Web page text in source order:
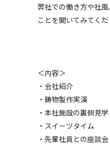
弊社での働き方や社
ことを聞いてみてくだ
＜内容＞
・会社紹介
・鋳物製作実演
・本社施設の裏側見学
・スイーツタイム
・先輩社員との座談会